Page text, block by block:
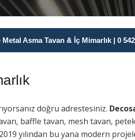
Asma Tavan & İç Mimarlık | 0 542
doğru adrestesiniz.
baffle tavan, mesh tavan,
yılından bu yana modern